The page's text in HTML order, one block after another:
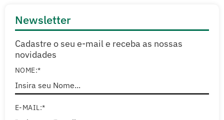
Newsletter
Cadastre o seu e-mail e receba as nossas
novidades
NOME:*
E-MAIL:*